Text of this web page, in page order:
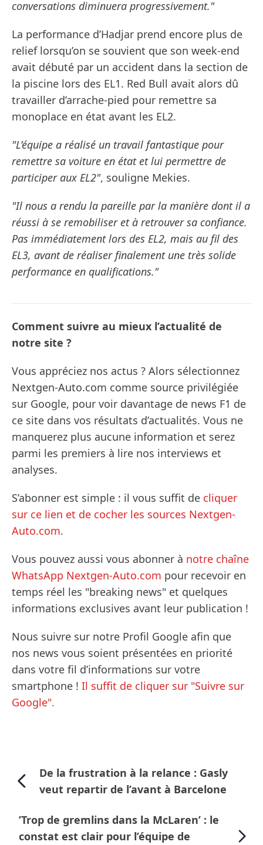
conversations diminuera progressivement."
La performance d’Hadjar prend encore plus de
relief lorsqu’on se souvient que son week-end
avait débuté par un accident dans la section de
la piscine lors des EL1. Red Bull avait alors dû
travailler d’arrache-pied pour remettre sa
monoplace en état avant les EL2.
"L’équipe a réalisé un travail fantastique pour
remettre sa voiture en état et lui permettre de
participer aux EL2", souligne Mekies.
"Il nous a rendu la pareille par la manière dont il a
réussi à se remobiliser et à retrouver sa confiance.
Pas immédiatement lors des EL2, mais au fil des
EL3, avant de réaliser finalement une très solide
performance en qualifications."
Comment suivre au mieux l’actualité de
notre site ?
Vous appréciez nos actus ? Alors sélectionnez
Nextgen-Auto.com comme source privilégiée
sur Google, pour voir davantage de news F1 de
ce site dans vos résultats d’actualités. Vous ne
manquerez plus aucune information et serez
parmi les premiers à lire nos interviews et
analyses.
S’abonner est simple : il vous suffit de cliquer
sur ce lien et de cocher les sources Nextgen-
Auto.com.
Vous pouvez aussi vous abonner à notre chaîne
WhatsApp Nextgen-Auto.com pour recevoir en
temps réel les "breaking news" et quelques
informations exclusives avant leur publication !
Nous suivre sur notre Profil Google afin que
nos news vous soient présentées en priorité
dans votre fil d’informations sur votre
smartphone ! Il suffit de cliquer sur "Suivre sur
Google".
De la frustration à la relance : Gasly
veut repartir de l’avant à Barcelone
’Trop de gremlins dans la McLaren’ : le
constat est clair pour l’équipe de